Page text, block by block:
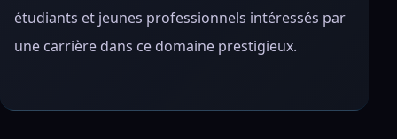
étudiants et jeunes professionnels intéressés par
une carrière dans ce domaine prestigieux.